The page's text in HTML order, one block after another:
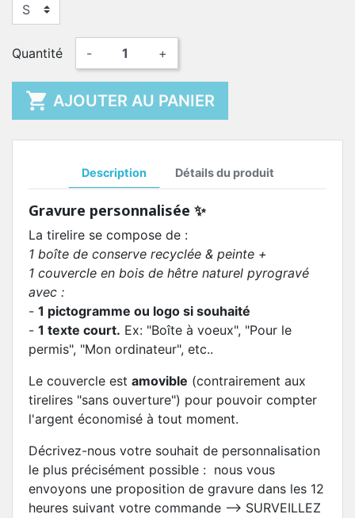
Quantité - +
 AJOUTER AU PANIER
Description Détails du produit
Gravure personnalisée ✨
La tirelire se compose de :
1 boîte de conserve recyclée & peinte +
1 couvercle en bois de hêtre naturel pyrogravé
avec :
- 1 pictogramme ou logo si souhaité
- 1 texte court. Ex: "Boîte à voeux", "Pour le
permis", "Mon ordinateur", etc..
Le couvercle est amovible (contrairement aux
tirelires "sans ouverture") pour pouvoir compter
l'argent économisé à tout moment.
Décrivez-nous votre souhait de personnalisation
le plus précisément possible : nous vous
envoyons une proposition de gravure dans les 12
heures suivant votre commande --> SURVEILLEZ